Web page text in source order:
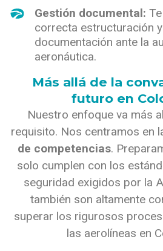
Gestión documental:
correcta estructuración
documentación ante la
aeronáutica.
Más allá de la
futuro en
Nuestro enfoque va más
requisito. Nos centramos en
de competencias.
solo cumplen con los
seguridad exigidos por la
también son altamente
superar los rigurosos
las aerolíneas en